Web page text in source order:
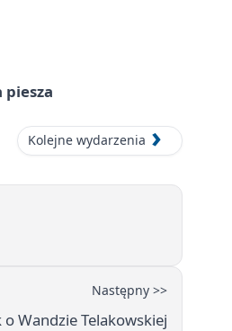
piesza
Kolejne wydarzenia
Następny >>
Wandzie Telakowskiej